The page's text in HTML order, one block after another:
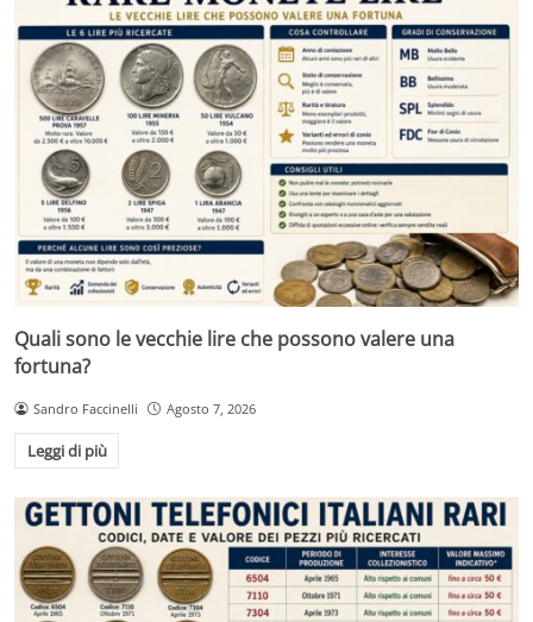
Quali sono le vecchie lire che possono valere una
fortuna?
Sandro Faccinelli Agosto 7, 2026
Leggi di più